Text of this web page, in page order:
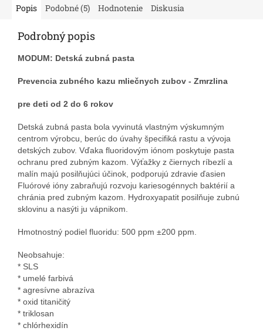
Popis Podobné (5) Hodnotenie Diskusia
Podrobný popis
MODUM: Detská zubná pasta
Prevencia zubného kazu mliečnych zubov - Zmrzlina
pre deti od 2 do 6 rokov
Detská zubná pasta bola vyvinutá vlastným výskumným
centrom výrobcu, berúc do úvahy špecifiká rastu a vývoja
detských zubov. Vďaka fluoridovým iónom poskytuje pasta
ochranu pred zubným kazom. Výťažky z čiernych ríbezlí a
malín majú posilňujúci účinok, podporujú zdravie ďasien
Fluórové ióny zabraňujú rozvoju kariesogénnych baktérií a
chránia pred zubným kazom. Hydroxyapatit posilňuje zubnú
sklovinu a nasýti ju vápnikom.
Hmotnostný podiel fluoridu: 500 ppm ±200 ppm.
Neobsahuje:
* SLS
* umelé farbivá
* agresívne abrazíva
* oxid titaničitý
* triklosan
* chlórhexidín